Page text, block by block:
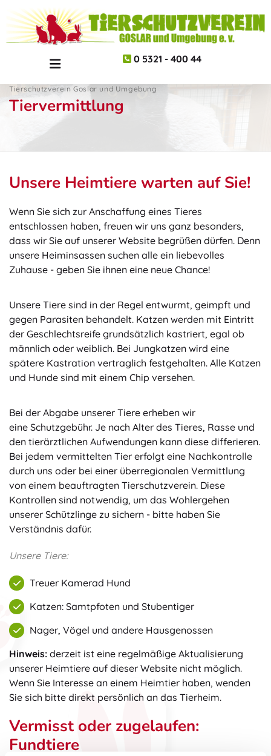
Zum Inhalt springen
 0 5321 - 400 44
Tierschutzverein Goslar und Umgebung
Tiervermittlung
Unsere Heimtiere warten auf Sie!
Wenn Sie sich zur Anschaffung eines Tieres
entschlossen haben, freuen wir uns ganz besonders,
dass wir Sie auf unserer Website begrüßen dürfen. Denn
unsere Heiminsassen suchen alle ein liebevolles
Zuhause - geben Sie ihnen eine neue Chance!
Unsere Tiere sind in der Regel entwurmt, geimpft und
gegen Parasiten behandelt. Katzen werden mit Eintritt
der Geschlechtsreife grundsätzlich kastriert, egal ob
männlich oder weiblich. Bei Jungkatzen wird eine
spätere Kastration vertraglich festgehalten. Alle Katzen
und Hunde sind mit einem Chip versehen.
Bei der Abgabe unserer Tiere erheben wir
eine Schutzgebühr. Je nach Alter des Tieres, Rasse und
den tierärztlichen Aufwendungen kann diese differieren.
Bei jedem vermittelten Tier erfolgt eine Nachkontrolle
durch uns oder bei einer überregionalen Vermittlung
von einem beauftragten Tierschutzverein. Diese
Kontrollen sind notwendig, um das Wohlergehen
unserer Schützlinge zu sichern - bitte haben Sie
Verständnis dafür.
Unsere Tiere:
Treuer Kamerad Hund
Katzen: Samtpfoten und Stubentiger
Nager, Vögel und andere Hausgenossen
Hinweis: derzeit ist eine regelmäßige Aktualisierung
unserer Heimtiere auf dieser Website nicht möglich.
Wenn Sie Interesse an einem Heimtier haben, wenden
Sie sich bitte direkt persönlich an das Tierheim.
Vermisst oder zugelaufen:
Fundtiere